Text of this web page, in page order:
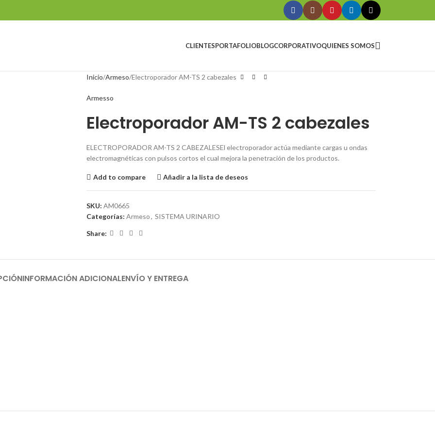
CLIENTESPORTAFOLIOBLOGCORPORATIVOQUIENES SOMOS
Inicio Armeso Electroporador AM-TS 2 cabezales
Armesso
Electroporador AM-TS 2 cabezales
ELECTROPORADOR AM-TS 2 CABEZALESEl electroporador actúa mediante cargas u ondas
electromagnéticas con pulsos cortos el cual mejora la penetración de los productos.
Add to compare Añadir a la lista de deseos
SKU: AM0665
Categorías: Armeso, SISTEMA URINARIO
Share:
INFORMACIÓN ADICIONALENVÍO Y ENTREGA